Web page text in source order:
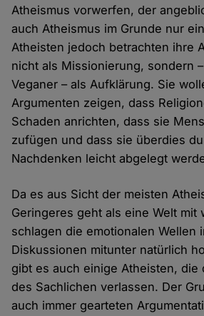
Atheismus vorwerfen, der
auch Atheismus im Grunde nur
Atheisten jedoch betrachten ihre
nicht als Missionierung, sondern
Veganer – als Aufklärung. Sie
Argumenten zeigen, dass
Schaden anrichten, dass sie
zufügen und dass sie überdies
Nachdenken leicht abgelegt
Da es aus Sicht der meisten
Geringeres geht als eine Welt mit
schlagen die emotionalen Wellen
Diskussionen mitunter natürlich
gibt es auch einige Atheisten, die
des Sachlichen verlassen. Der
auch immer gearteten